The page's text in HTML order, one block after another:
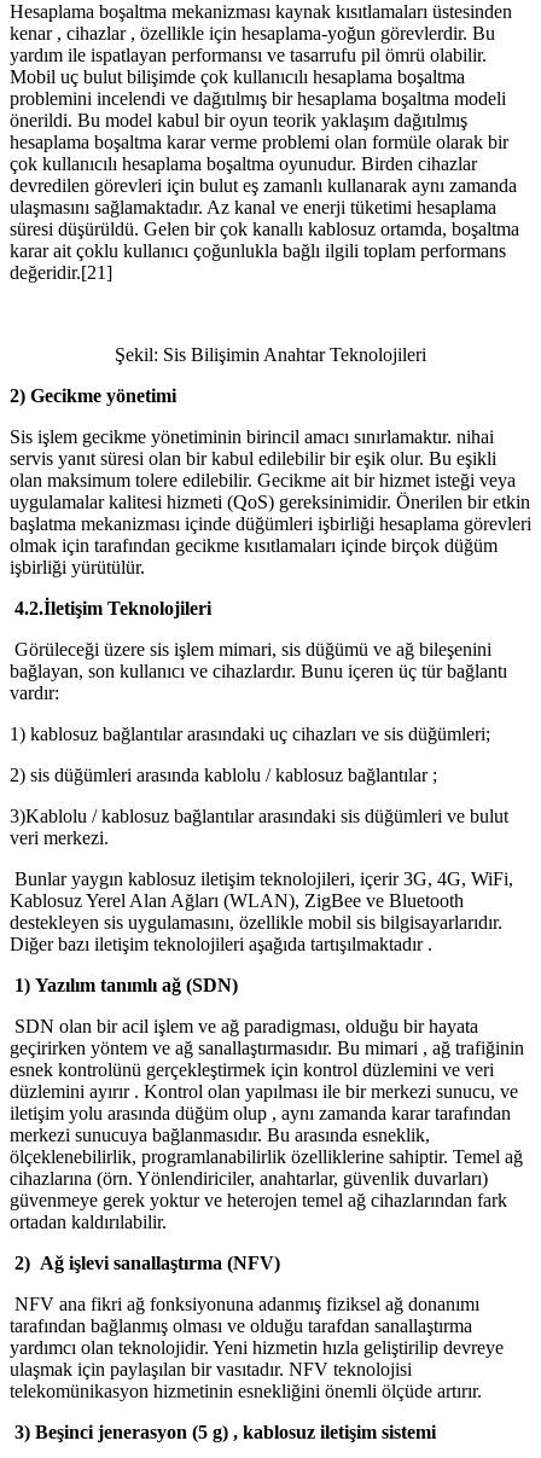
Hesaplama boşaltma mekanizması kaynak kısıtlamaları üstesinden
kenar , cihazlar , özellikle için hesaplama-yoğun görevlerdir. Bu
yardım ile ispatlayan performansı ve tasarrufu pil ömrü olabilir.
Mobil uç bulut bilişimde çok kullanıcılı hesaplama boşaltma
problemini incelendi ve dağıtılmış bir hesaplama boşaltma modeli
önerildi. Bu model kabul bir oyun teorik yaklaşım dağıtılmış
hesaplama boşaltma karar verme problemi olan formüle olarak bir
çok kullanıcılı hesaplama boşaltma oyunudur. Birden cihazlar
devredilen görevleri için bulut eş zamanlı kullanarak aynı zamanda
ulaşmasını sağlamaktadır. Az kanal ve enerji tüketimi hesaplama
süresi düşürüldü. Gelen bir çok kanallı kablosuz ortamda, boşaltma
karar ait çoklu kullanıcı çoğunlukla bağlı ilgili toplam performans
değeridir.[21]
Şekil: Sis Bilişimin Anahtar Teknolojileri
2) Gecikme yönetimi
Sis işlem gecikme yönetiminin birincil amacı sınırlamaktır. nihai
servis yanıt süresi olan bir kabul edilebilir bir eşik olur. Bu eşikli
olan maksimum tolere edilebilir. Gecikme ait bir hizmet isteği veya
uygulamalar kalitesi hizmeti (QoS) gereksinimidir. Önerilen bir etkin
başlatma mekanizması içinde düğümleri işbirliği hesaplama görevleri
olmak için tarafından gecikme kısıtlamaları içinde birçok düğüm
işbirliği yürütülür.
4.2.İletişim Teknolojileri
Görüleceği üzere sis işlem mimari, sis düğümü ve ağ bileşenini
bağlayan, son kullanıcı ve cihazlardır. Bunu içeren üç tür bağlantı
vardır:
1) kablosuz bağlantılar arasındaki uç cihazları ve sis düğümleri;
2) sis düğümleri arasında kablolu / kablosuz bağlantılar ;
3)Kablolu / kablosuz bağlantılar arasındaki sis düğümleri ve bulut
veri merkezi.
Bunlar yaygın kablosuz iletişim teknolojileri, içerir 3G, 4G, WiFi,
Kablosuz Yerel Alan Ağları (WLAN), ZigBee ve Bluetooth
destekleyen sis uygulamasını, özellikle mobil sis bilgisayarlarıdır.
Diğer bazı iletişim teknolojileri aşağıda tartışılmaktadır .
1) Yazılım tanımlı ağ (SDN)
SDN olan bir acil işlem ve ağ paradigması, olduğu bir hayata
geçirirken yöntem ve ağ sanallaştırmasıdır. Bu mimari , ağ trafiğinin
esnek kontrolünü gerçekleştirmek için kontrol düzlemini ve veri
düzlemini ayırır . Kontrol olan yapılması ile bir merkezi sunucu, ve
iletişim yolu arasında düğüm olup , aynı zamanda karar tarafından
merkezi sunucuya bağlanmasıdır. Bu arasında esneklik,
ölçeklenebilirlik, programlanabilirlik özelliklerine sahiptir. Temel ağ
cihazlarına (örn. Yönlendiriciler, anahtarlar, güvenlik duvarları)
güvenmeye gerek yoktur ve heterojen temel ağ cihazlarından fark
ortadan kaldırılabilir.
2) Ağ işlevi sanallaştırma (NFV)
NFV ana fikri ağ fonksiyonuna adanmış fiziksel ağ donanımı
tarafından bağlanmış olması ve olduğu tarafdan sanallaştırma
yardımcı olan teknolojidir. Yeni hizmetin hızla geliştirilip devreye
ulaşmak için paylaşılan bir vasıtadır. NFV teknolojisi
telekomünikasyon hizmetinin esnekliğini önemli ölçüde artırır.
3) Beşinci jenerasyon (5 g) , kablosuz iletişim sistemi